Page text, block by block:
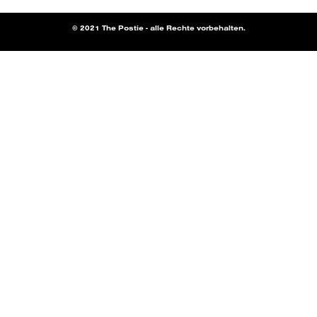
© 2021 The Postie - alle Rechte vorbehalten.